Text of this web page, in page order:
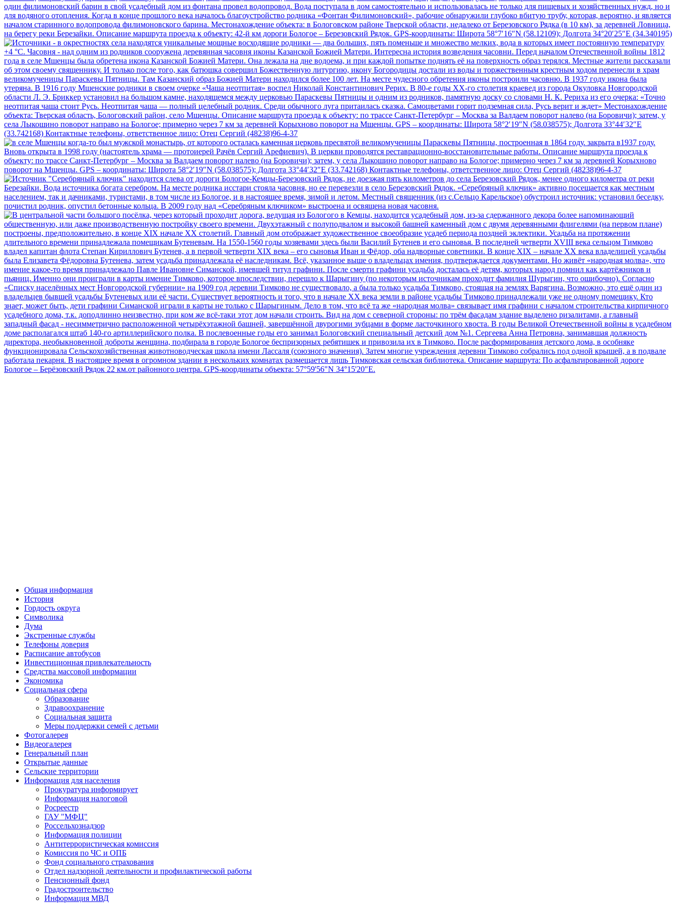
Общая информация
История
Гордость округа
Символика
Дума
Экстренные службы
Телефоны доверия
Расписание автобусов
Инвестиционная привлекательность
Средства массовой информации
Экономика
Социальная сфера
Образование
Здравоохранение
Социальная защита
Меры поддержки семей с детьми
Фотогалерея
Видеогалерея
Генеральный план
Открытые данные
Сельские территории
Информация для населения
Прокуратура информирует
Информация налоговой
Росреестр
ГАУ "МФЦ"
Россельхознадзор
Информация полиции
Антитеррористическая комиссия
Комиссия по ЧС и ОПБ
Фонд социального страхования
Отдел надзорной деятельности и профилактической работы
Пенсионный фонд
Градостроительство
Информация МВД